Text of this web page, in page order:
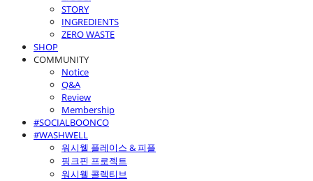
STORY
INGREDIENTS
ZERO WASTE
SHOP
COMMUNITY
Notice
Q&A
Review
Membership
#SOCIALBOONCO
#WASHWELL
워시웰 플레이스 & 피플
핑크핀 프로젝트
워시웰 콜렉티브